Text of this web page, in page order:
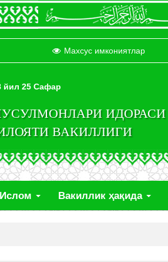
Махсус имкониятлар
йил 25 Сафар
ИДОРАСИ
ВАКИЛЛИГИ
Ислом Вакиллик ҳақида